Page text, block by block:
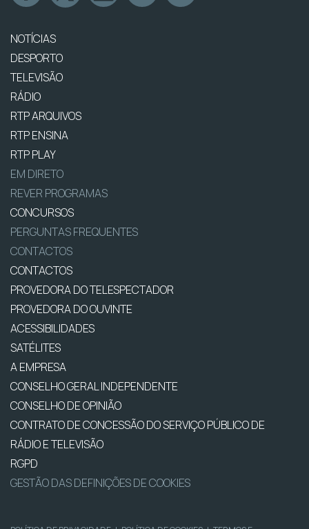
NOTÍCIAS
DESPORTO
TELEVISÃO
RÁDIO
RTP ARQUIVOS
RTP ENSINA
RTP PLAY
EM DIRETO
REVER PROGRAMAS
CONCURSOS
PERGUNTAS FREQUENTES
CONTACTOS
CONTACTOS
PROVEDORA DO TELESPECTADOR
PROVEDORA DO OUVINTE
ACESSIBILIDADES
SATÉLITES
A EMPRESA
CONSELHO GERAL INDEPENDENTE
CONSELHO DE OPINIÃO
CONTRATO DE CONCESSÃO DO SERVIÇO PÚBLICO DE
RÁDIO E TELEVISÃO
RGPD
GESTÃO DAS DEFINIÇÕES DE COOKIES